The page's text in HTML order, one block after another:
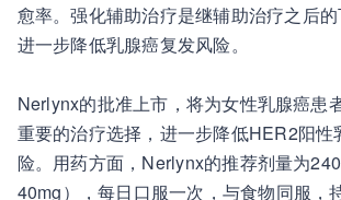
愈率。强化辅助治疗是继辅助治疗之后
进一步降低乳腺癌复发风险。
Nerlynx的批准上市，将为女性乳腺癌患
重要的治疗选择，进一步降低HER2阳性
险。用药方面，Nerlynx的推荐剂量为
40mg），每日口服一次，与食物同服，